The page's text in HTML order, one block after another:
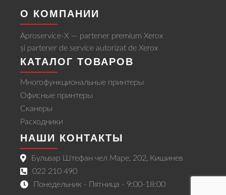
О КОМПАНИИ
Aproservice-X — partener premium Xerox
și partener de service autorizat de Xerox
КАТАЛОГ ТОВАРОВ
Многофункциональные принтеры
Офисные принтеры
Сканеры
Расходники
НАШИ КОНТАКТЫ
Бульвар Штефан чел Маре, 202, Кишинев
022 210 490
Понедельник - Пятница - 9:00-18:00